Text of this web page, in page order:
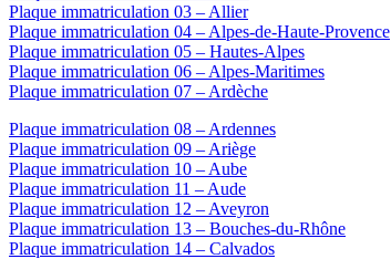
Plaque immatriculation 03 – Allier
Plaque immatriculation 04 – Alpes-de-Haute-Provence
Plaque immatriculation 05 – Hautes-Alpes
Plaque immatriculation 06 – Alpes-Maritimes
Plaque immatriculation 07 – Ardèche
Plaque immatriculation 08 – Ardennes
Plaque immatriculation 09 – Ariège
Plaque immatriculation 10 – Aube
Plaque immatriculation 11 – Aude
Plaque immatriculation 12 – Aveyron
Plaque immatriculation 13 – Bouches-du-Rhône
Plaque immatriculation 14 – Calvados